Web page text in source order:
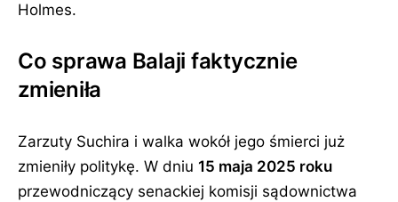
Holmes.
Co sprawa Balaji faktycznie
zmieniła
Zarzuty Suchira i walka wokół jego śmierci już
zmieniły politykę. W dniu 15 maja 2025 roku
przewodniczący senackiej komisji sądownictwa